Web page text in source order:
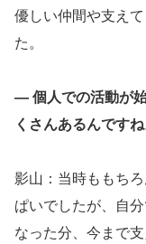
優しい仲間や支え
た。
― 個人での活動が
くさんあるんですね
影山：当時ももち
ぱいでしたが、自
なった分、今まで